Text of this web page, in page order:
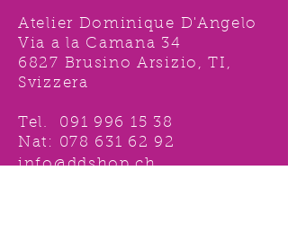
Atelier Dominique D'Angelo
Via a la Camana 34
6827 Brusino Arsizio, TI,
Svizzera
Tel. 091 996 15 38
Nat: 078 631 62 92
info@ddshop.ch